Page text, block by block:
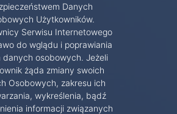
Danych
Użytkowników.
Serwisu Internetowego
do wglądu i poprawiania
danych osobowych. Jeżeli
żąda zmiany swoich
Osobowych, zakresu ich
wykreślenia, bądź
informacji związanych